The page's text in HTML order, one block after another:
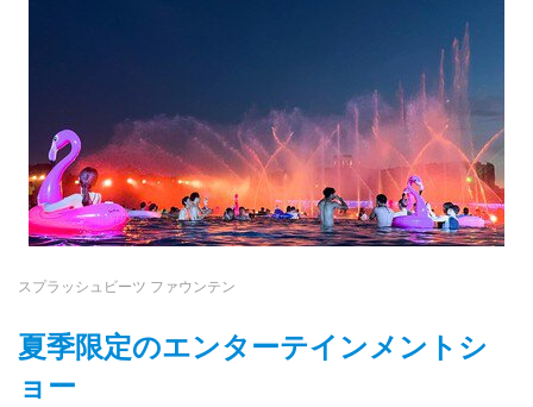
スプラッシュビーツ ファウンテン
夏季限定のエンターテインメントシ
ョー